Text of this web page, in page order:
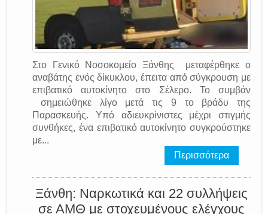
Στο Γενικό Νοσοκομείο Ξάνθης μεταφέρθηκε ο
αναβάτης ενός δίκυκλου, έπειτα από σύγκρουση με
επιβατικό αυτοκίνητο στο Σέλερο. Το συμβάν
σημειώθηκε λίγο μετά τις 9 το βράδυ της
Παρασκευής. Υπό αδιευκρίνιστες μέχρι στιγμής
συνθήκες, ένα επιβατικό αυτοκίνητο συγκρούστηκε
με...
Περισσότερα
Ξάνθη: Ναρκωτικά και 22 συλλήψεις
σε ΑΜΘ με στοχευμένους ελέγχους